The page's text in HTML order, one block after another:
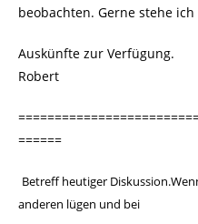
beobachten. Gerne stehe
Auskünfte zur Verfügung.
Robert
======
Betreff heutiger
anderen lügen und bei